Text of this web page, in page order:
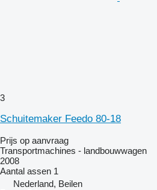
3
Schuitemaker Feedo 80-18
Prijs op aanvraag
Transportmachines - landbouwwagen
2008
Aantal assen 1
Nederland, Beilen